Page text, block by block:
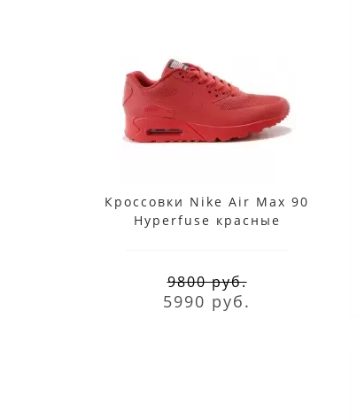
Кроссовки Nike Air Max 90
Hyperfuse красные
9800 руб.
5990 руб.